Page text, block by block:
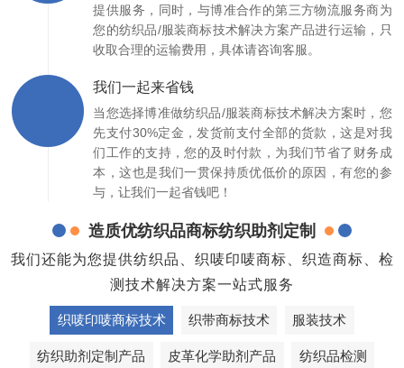
提供服务，同时，与博准合作的第三方物流服务商为
您的纺织品/服装商标技术解决方案产品进行运输，只
收取合理的运输费用，具体请咨询客服。
我们一起来省钱
当您选择博准做纺织品/服装商标技术解决方案时，您
先支付30%定金，发货前支付全部的货款，这是对我
们工作的支持，您的及时付款，为我们节省了财务成
本，这也是我们一贯保持质优低价的原因，有您的参
与，让我们一起省钱吧！
造质优纺织品商标纺织助剂定制
我们还能为您提供纺织品、织唛印唛商标、织造商标、检
测技术解决方案一站式服务
织唛印唛商标技术 织带商标技术 服装技术
纺织助剂定制产品 皮革化学助剂产品 纺织品检测